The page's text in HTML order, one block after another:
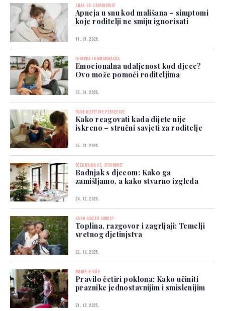
ZNAK ZA ZABRINUTOST
Apneja u snu kod mališana – simptomi
koje roditelji ne smiju ignorisati
11. 01. 2026.
TERAPIJA I KOMUNIKACIJA
Emocionalna udaljenost kod djece?
Ovo može pomoći roditeljima
08. 01. 2026.
TAJNE DJETETOVE PERCEPCIJE
Kako reagovati kada dijete nije
iskreno – stručni savjeti za roditelje
05. 01. 2026.
OČEKIVANJA VS. STVARNOST
Badnjak s djecom: Kako ga
zamišljamo, a kako stvarno izgleda
24. 12. 2025.
KAKO OJAČATI ODNOS?
Toplina, razgovor i zagrljaji: Temelji
sretnog djetinjstva
22. 12. 2025.
MANJE JE VIŠE
Pravilo četiri poklona: Kako učiniti
praznike jednostavnijim i smislenijim
21. 12. 2025.